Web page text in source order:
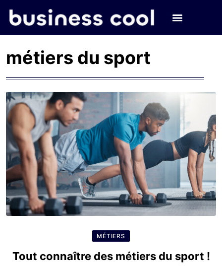
métiers du sport
MÉTIERS
Tout connaître des métiers du sport !